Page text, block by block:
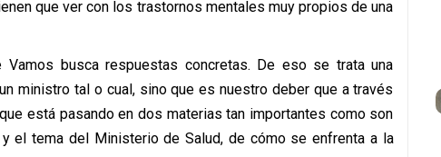
que ver con los trastornos mentales muy propios de una
Vamos busca respuestas concretas. De eso se trata una
ministro tal o cual, sino que es nuestro deber que a través
está pasando en dos materias tan importantes como son
el tema del Ministerio de Salud, de cómo se enfrenta a la